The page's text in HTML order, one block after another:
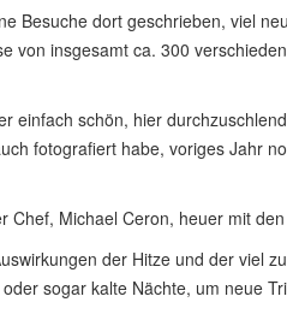
dort geschrieben, viel
insgesamt ca. 300
schön, hier
fotografiert habe, voriges Jahr
Michael Ceron, heuer mit
der Hitze und der viel
sogar kalte Nächte, um neue